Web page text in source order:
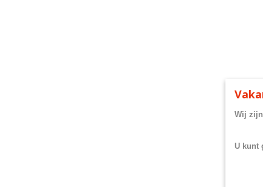
Wij
U kunt